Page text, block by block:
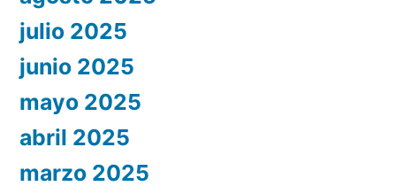
julio 2025
junio 2025
mayo 2025
abril 2025
marzo 2025